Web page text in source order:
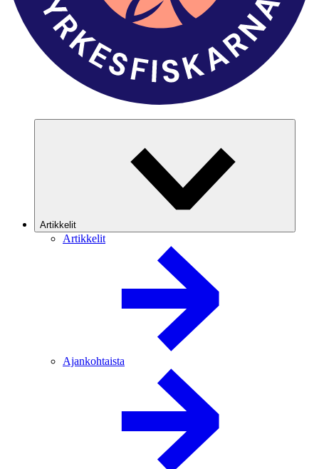
Artikkelit
Artikkelit
Ajankohtaista